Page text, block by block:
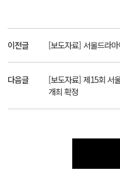
이전글 [보도자료] 서울드라
다음글
[보도자료] 제15회 서
개최 확정